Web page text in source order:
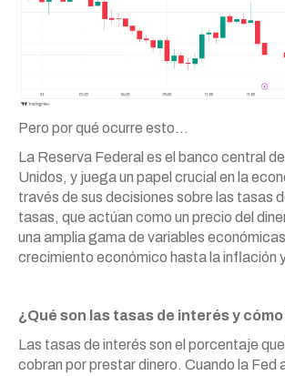
Pero por qué ocurre esto…
La Reserva Federal es el banco central
Unidos, y juega un papel crucial en la
través de sus decisiones sobre las tasas
tasas, que actúan como un precio del
una amplia gama de variables
crecimiento económico hasta la inflación
¿Qué son las tasas de interés y
Las tasas de interés son el porcentaje
cobran por prestar dinero. Cuando la Fed